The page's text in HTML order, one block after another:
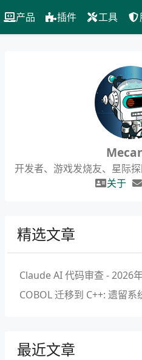
产品 插件 工具
开发者、游戏发烧友、星际
关于
精选文章
Claude AI 代码审查 - 2026
COBOL 迁移到 C++: 遗留
最近文章